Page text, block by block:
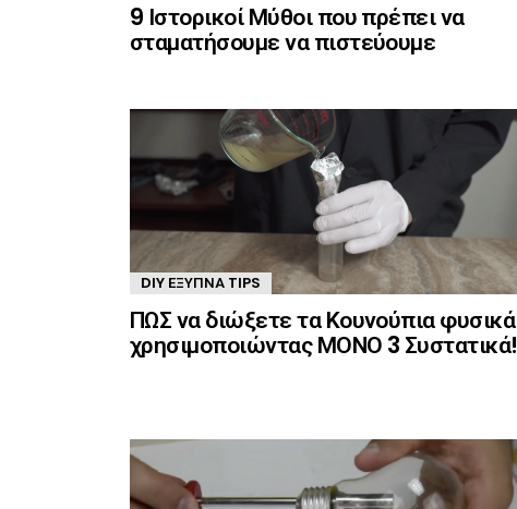
9 Ιστορικοί Μύθοι που πρέπει να
σταματήσουμε να πιστεύουμε
DIY ΈΞΥΠΝΑ TIPS
ΠΩΣ να διώξετε τα Κουνούπια φυσικά
χρησιμοποιώντας ΜΟΝΟ 3 Συστατικά!